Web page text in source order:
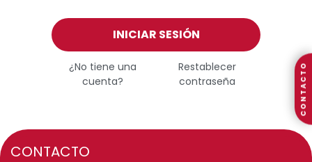
INICIAR SESIÓN
¿No tiene una
cuenta?
Restablecer
contraseña
CONTACTO
CONTACTO